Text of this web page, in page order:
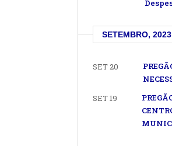
SETEMBRO, 2023
SET 20
SET 19